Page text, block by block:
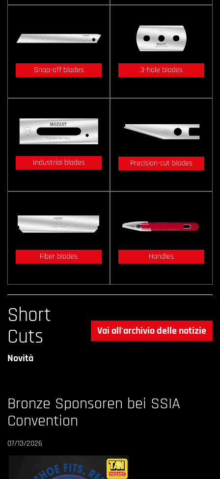
Snap-off blades 3-hole blades
Industrial blades Precision-cut blades
Fiber blades Handles
Vai all'archivio delle notizie
Short
Cuts
Novità
Bronze Sponsoren bei SSIA
Convention
07/13/2026